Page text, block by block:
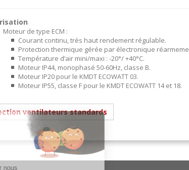
Moteur de type ECM :
Courant continu, très haut rendement régulable.
Protection thermique gérée par électronique
Température d’air mini/maxi : -20°/ +40°C.
Moteur IP44, monophasé 50-60Hz, classe B.
Moteur IP20 pour le KMDT ECOWATT 03.
Moteur IP55, classe F pour le KMDT ECOWATT 14 et 18.
ventilateurs standards